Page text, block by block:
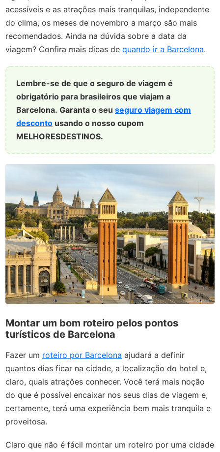
acessíveis e as atrações mais tranquilas, independente
do clima, os meses de novembro a março são mais
recomendados. Ainda na dúvida sobre a data da
viagem? Confira mais dicas dequando ir a Barcelona.
Lembre-se de que o seguro de viagem é
obrigatório para brasileiros que viajam a
Barcelona.Garanta o seuseguro viagem com
desconto usando o nosso cupom
MELHORESDESTINOS.
Montar um bom roteiro pelos pontos
turísticos de Barcelona
Fazer um roteiro por Barcelona ajudará a definir
quantos dias ficar na cidade, a localização do hotel e,
claro, quais atrações conhecer. Você terá mais noção
do que é possível encaixar nos seus dias de viagem e,
certamente, terá uma experiência bem mais tranquila e
proveitosa.
Claro que não é fácil montar um roteiro por uma cidade